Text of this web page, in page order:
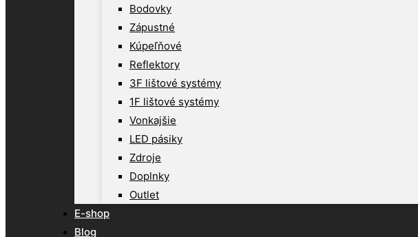
Bodovky
Zápustné
Kúpeľňové
Reflektory
3F lištové systémy
1F lištové systémy
Vonkajšie
LED pásiky
Zdroje
Doplnky
Outlet
E-shop
Blog